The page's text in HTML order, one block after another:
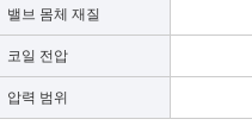
밸브 몸체 재질
코일 전압
압력 범위